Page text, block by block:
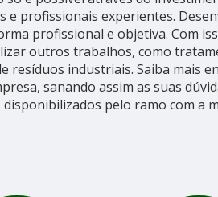
e profissionais experientes.
profissional e objetiva. Com
outros trabalhos, como
resíduos industriais. Saiba mais
sanando assim as suas
pelo ramo com a